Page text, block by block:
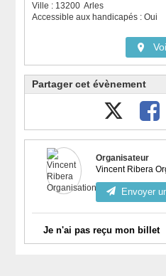
Ville : 13200 Arles
Accessible aux handicapés : Oui
Partager cet évènement
Organisateur
Vincent Ribera
Envoyer
Je n'ai pas reçu mon billet